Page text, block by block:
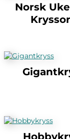
Norsk